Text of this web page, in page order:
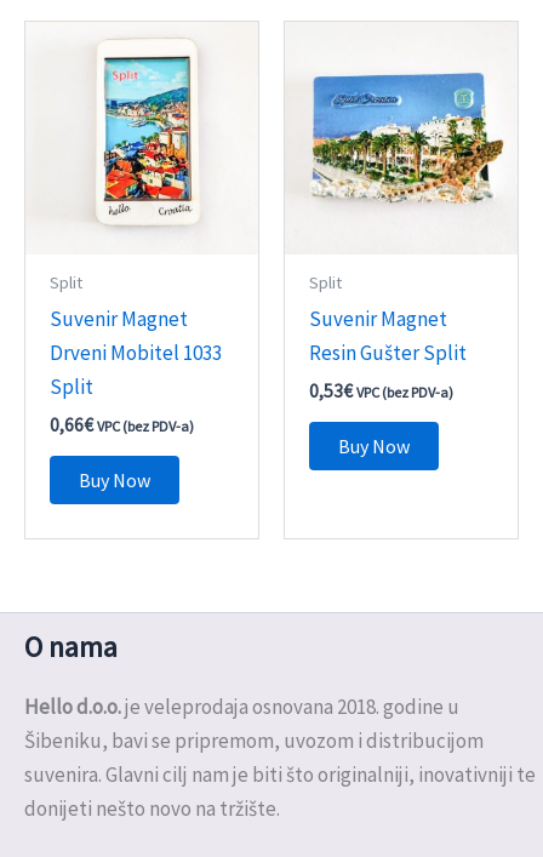
Split
Suvenir Magnet
Drveni Mobitel 1033
Split
0,66€ VPC (bez PDV-a)
Buy Now
Split
Suvenir Magnet
Resin Gušter Split
0,53€ VPC (bez PDV-a)
Buy Now
O nama
Hello d.o.o.je veleprodaja osnovana 2018. godine u
Šibeniku, bavi se pripremom, uvozom i distribucijom
suvenira. Glavni cilj nam je biti što originalniji, inovativniji te
donijeti nešto novo na tržište.